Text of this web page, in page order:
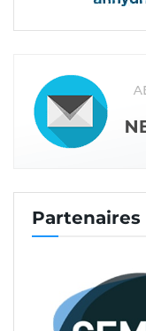
Partenaires